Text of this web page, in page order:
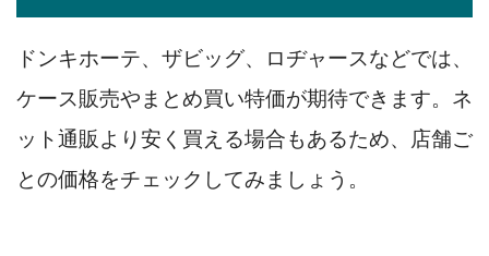
ドンキホーテ、ザビッグ、ロヂャースなどでは、
ケース販売やまとめ買い特価が期待できます。ネ
ット通販より安く買える場合もあるため、店舗ご
との価格をチェックしてみましょう。